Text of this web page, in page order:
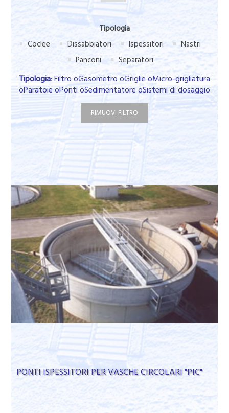
Tipologia
Coclee
Dissabbiatori Ispessitori
Nastri
Panconi
Separatori
Tipologia: Filtro oGasometro oGriglie oMicro-grigliatura
oParatoie oPonti oSedimentatore oSistemi di dosaggio
RIMUOVI FILTRO
PONTI ISPESSITORI PER VASCHE CIRCOLARI "PIC"